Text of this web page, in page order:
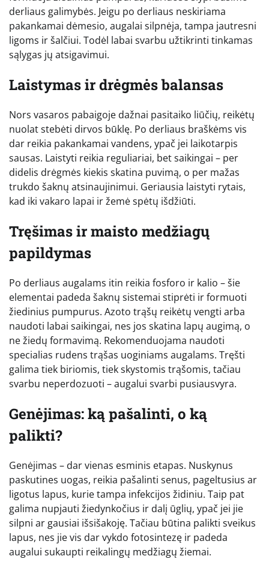
derliaus galimybės. Jeigu po derliaus neskiriama
pakankamai dėmesio, augalai silpnėja, tampa jautresni
ligoms ir šalčiui. Todėl labai svarbu užtikrinti tinkamas
sąlygas jų atsigavimui.
Laistymas ir drėgmės balansas
Nors vasaros pabaigoje dažnai pasitaiko liūčių, reikėtų
nuolat stebėti dirvos būklę. Po derliaus braškėms vis
dar reikia pakankamai vandens, ypač jei laikotarpis
sausas. Laistyti reikia reguliariai, bet saikingai – per
didelis drėgmės kiekis skatina puvimą, o per mažas
trukdo šaknų atsinaujinimui. Geriausia laistyti rytais,
kad iki vakaro lapai ir žemė spėtų išdžiūti.
Tręšimas ir maisto medžiagų
papildymas
Po derliaus augalams itin reikia fosforo ir kalio – šie
elementai padeda šaknų sistemai stiprėti ir formuoti
žiedinius pumpurus. Azoto trąšų reikėtų vengti arba
naudoti labai saikingai, nes jos skatina lapų augimą, o
ne žiedų formavimą. Rekomenduojama naudoti
specialias rudens trąšas uoginiams augalams. Tręšti
galima tiek biriomis, tiek skystomis trąšomis, tačiau
svarbu neperdozuoti – augalui svarbi pusiausvyra.
Genėjimas: ką pašalinti, o ką
palikti?
Genėjimas – dar vienas esminis etapas. Nuskynus
paskutines uogas, reikia pašalinti senus, pageltusius ar
ligotus lapus, kurie tampa infekcijos židiniu. Taip pat
galima nupjauti žiedynkočius ir dalį ūglių, ypač jei jie
silpni ar gausiai išsišakoję. Tačiau būtina palikti sveikus
lapus, nes jie vis dar vykdo fotosintezę ir padeda
augalui sukaupti reikalingų medžiagų žiemai.